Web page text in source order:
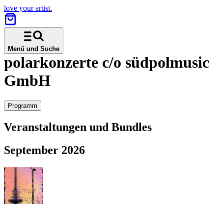
love your artist.
Menü und Suche
polarkonzerte c/o südpolmusic
GmbH
Programm
Veranstaltungen und Bundles
September 2026